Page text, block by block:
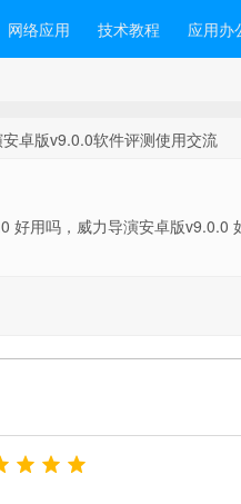
网络应用 技术教程 应用办
卓版v9.0.0软件评测使用交流
好用吗，威力导演安卓版v9.0.0